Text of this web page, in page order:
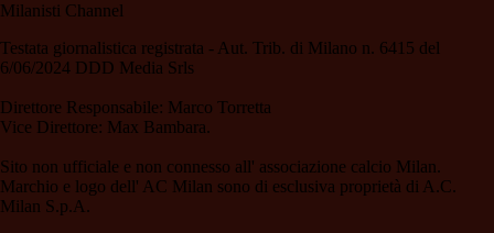
Milanisti Channel
Testata giornalistica registrata - Aut. Trib. di Milano n. 6415 del
6/06/2024 DDD Media Srls
Direttore Responsabile: Marco Torretta
Vice Direttore: Max Bambara.
Sito non ufficiale e non connesso all' associazione calcio Milan.
Marchio e logo dell' AC Milan sono di esclusiva proprietà di A.C.
Milan S.p.A.